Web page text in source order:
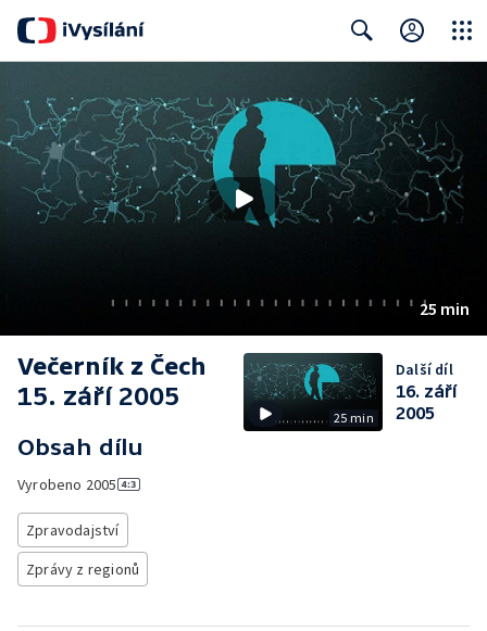
25 min
Večerník z Čech
15. září 2005
Obsah dílu
Vyrobeno 2005
Zpravodajství
Zprávy z regionů
25 min
Další díl
16. září
2005